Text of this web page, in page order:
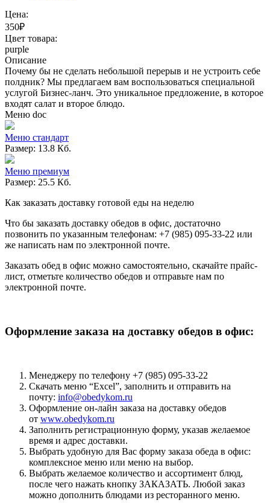
Цена:
350₽
Цвет товара:
purple
Описание
Почему бы не сделать небольшой перерыв и не устроить себе
полдник? Мы предлагаем вам воспользоваться специальной
услугой Бизнес-ланч. Это уникальное предложение, в которое
входят салат и второе блюдо.
Меню doc
Меню стандарт
Размер: 13.8 Кб.
Меню премиум
Размер: 25.5 Кб.
Как заказать доставку готовой еды на неделю
Что бы заказать доставку обедов в офис, достаточно
позвонить по указанным телефонам: +7 (985) 095-33-22 или
же написать нам по электронной почте.
Заказать обед в офис можно самостоятельно, скачайте прайс-
лист, отметьте количество обедов и отправьте нам по
электронной почте.
Оформление заказа на доставку обедов в офис:
Менеджеру по телефону +7 (985) 095-33-22
Скачать меню “Excel”, заполнить и отправить на
почту: info@obedykom.ru
Оформление он-лайн заказа на доставку обедов
от www.obedykom.ru
Заполнить регистрационную форму, указав желаемое
время и адрес доставки.
Выбрать удобную для Вас форму заказа обеда в офис:
комплексное меню или меню на выбор.
Выбрать желаемое количество и ассортимент блюд,
после чего нажать кнопку ЗАКАЗАТЬ. Любой заказ
можно дополнить блюдами из ресторанного меню.